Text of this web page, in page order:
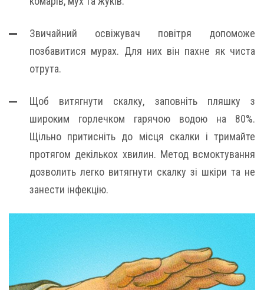
Звичайний освіжувач повітря допоможе
позбавитися мурах. Для них він пахне як чиста
отрута.
Щоб витягнути скалку, заповніть пляшку з
широким горлечком гарячою водою на 80%.
Щільно притисніть до місця скалки і тримайте
протягом декількох хвилин. Метод всмоктування
дозволить легко витягнути скалку зі шкіри та не
занести інфекцію.